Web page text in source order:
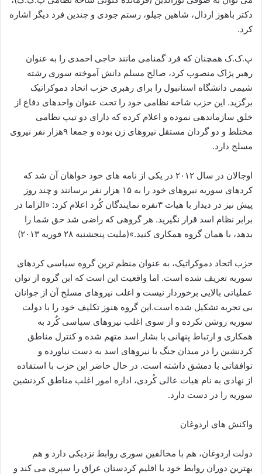
دکتر باهوز اردال، شاهین جیلو، رستم جودی و چندین فرد دیگر اشاره
کرد.
پ.ک.ک همچنان که فرد گمنامی مانند حاجی احمدی را به عنوان
رهبر پژاک منصوب کرد، صالح مسلم دانش آموخته سوری رشته
شیمی دانشگاه استانبول را برای رهبری حزب اتحاد دموکراتیک
برگزید. این حزب شاخه نظامی خود را تحت عنوان واحدهای دفاع از
خلق سازماندهی نموده و اعلام کرده که دارای دو تیپ نظامی
مختلط و دو گردان مستقل نیروهای زن بوده و جمعا ۹هزار نفر نیروی
مسلح دارد.
اوجالان در سال ۲۰۱۲ در یکی از نامه های خود خواهان آن شد که
کردهای سوریه نیروهای خود را به ۱۵ هزار نفر برسانند و چند روز
پیش نیز در دیدار با هیات ۳نفره نمایندگان کُرد اعلام کرد: «الزاما در
برابر نظام اسد قرار نگیرید. هر گروهی که راضی شد حق شما را
بدهد، با همان گروه همکاری کنید.»(ملیت پنجشنبه ۲۸ فوریه ۲۰۱۳)
حزب اتحاد دموکراتیک، به عنوان منظم ترین گروه سیاسی کردهای
سوریه تعریف شده است. اما واقعیت این است که این گروه از توان
عملیاتی بالایی برخوردار نیست و اغلب نیروهای مسلح آن از جوانان
بی تجربه تشکیل شده است.این گروه هنوز تکلیف خود را با دولت
سوریه روشن نکرده و از سوی اغلب نیروهای سیاسی کُرد به
همکاری و ارتباط پنهانی با بشار اسد متهم شده و کنترل مناطق
کردنشین را در میدان جنگ با نیروهای اسد به دست نیاورده و
توافقاتی با دمشق داشته است. در حال حاضر این حزب با استفاده
از نهادی به نام هیات عالی کُردی، اداره امور اغلب مناطق کردنشین
سوریه را در دست دارد.
واکنش های اردوغان
دولت اردوغان، هم با مخالفین سوری روابط نزدیکی دارد و هم
بهترین دوران روابط خود با اقلیم کردستان عراق را سپری می کند و